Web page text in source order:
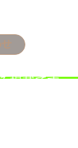
掲載です。